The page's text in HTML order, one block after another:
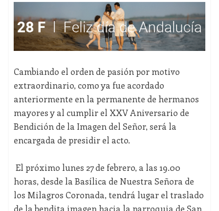
Cambiando el orden de pasión por motivo
extraordinario, como ya fue acordado
anteriormente en la permanente de hermanos
mayores y al cumplir el XXV Aniversario de
Bendición de la Imagen del Señor, será la
encargada de presidir el acto.
El próximo lunes 27 de febrero, a las 19.00
horas, desde la Basílica de Nuestra Señora de
los Milagros Coronada, tendrá lugar el traslado
de la bendita imagen hacia la parroquia de San